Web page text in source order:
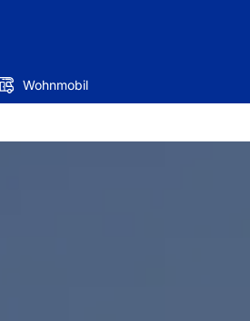
Wohnmobil